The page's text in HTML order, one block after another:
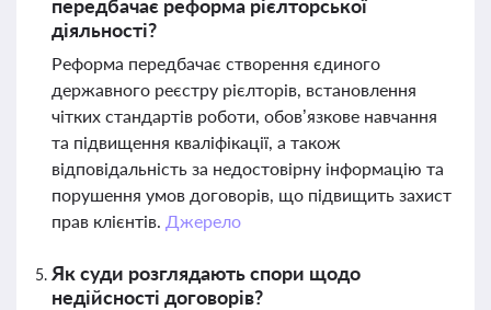
передбачає реформа рієлторської
діяльності?
Реформа передбачає створення єдиного
державного реєстру рієлторів, встановлення
чітких стандартів роботи, обов’язкове навчання
та підвищення кваліфікації, а також
відповідальність за недостовірну інформацію та
порушення умов договорів, що підвищить захист
прав клієнтів. Джерело
Як суди розглядають спори щодо
недійсності договорів?